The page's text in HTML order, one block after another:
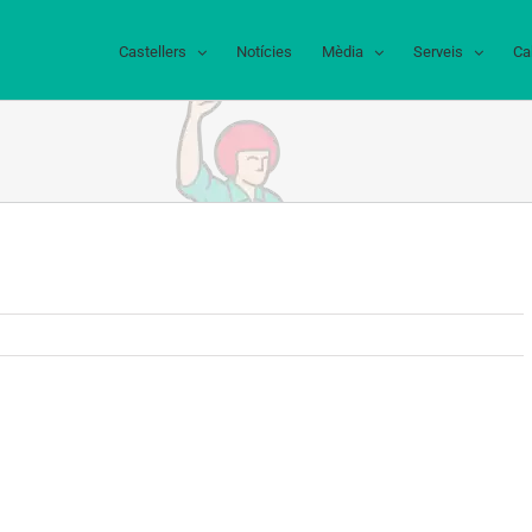
Castellers Notícies Mèdia Serveis